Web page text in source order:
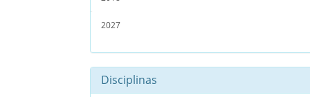
2027
Disciplinas